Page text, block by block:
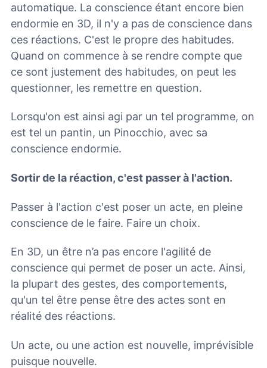
automatique. La conscience étant encore bien
endormie en 3D, il n'y a pas de conscience dans
ces réactions. C'est le propre des habitudes.
Quand on commence à se rendre compte que
ce sont justement des habitudes, on peut les
questionner, les remettre en question.
Lorsqu'on est ainsi agi par un tel programme, on
est tel un pantin, un Pinocchio, avec sa
conscience endormie.
Sortir de la réaction, c'est passer à l'action.
Passer à l'action c'est poser un acte, en pleine
conscience de le faire. Faire un choix.
En 3D, un être n’a pas encore l'agilité de
conscience qui permet de poser un acte. Ainsi,
la plupart des gestes, des comportements,
qu'un tel être pense être des actes sont en
réalité des réactions.
Un acte, ou une action est nouvelle, imprévisible
puisque nouvelle.